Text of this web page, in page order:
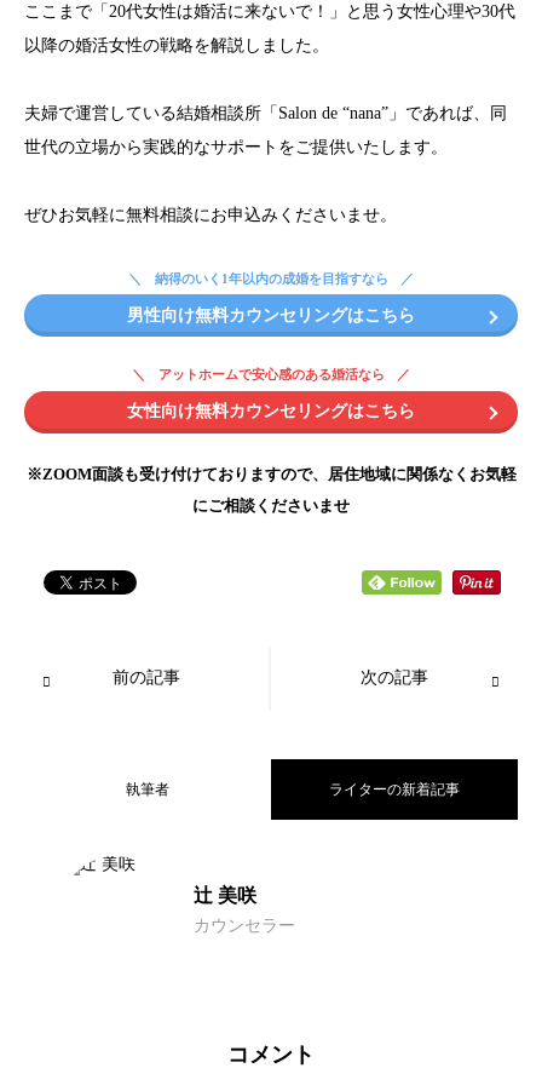
ここまで「20代女性は婚活に来ないで！」と思う女性心理や30代
以降の婚活女性の戦略を解説しました。
夫婦で運営している結婚相談所「Salon de “nana”」であれば、同
世代の立場から実践的なサポートをご提供いたします。
ぜひお気軽に無料相談にお申込みくださいませ。
納得のいく1年以内の成婚を目指すなら
男性向け無料カウンセリングはこちら
アットホームで安心感のある婚活なら
女性向け無料カウンセリングはこちら
※ZOOM面談も受け付けておりますので、居住地域に関係なくお気軽
にご相談くださいませ
前の記事 次の記事
執筆者 ライターの新着記事
辻 美咲
カウンセラー
2024.01.06
コメント